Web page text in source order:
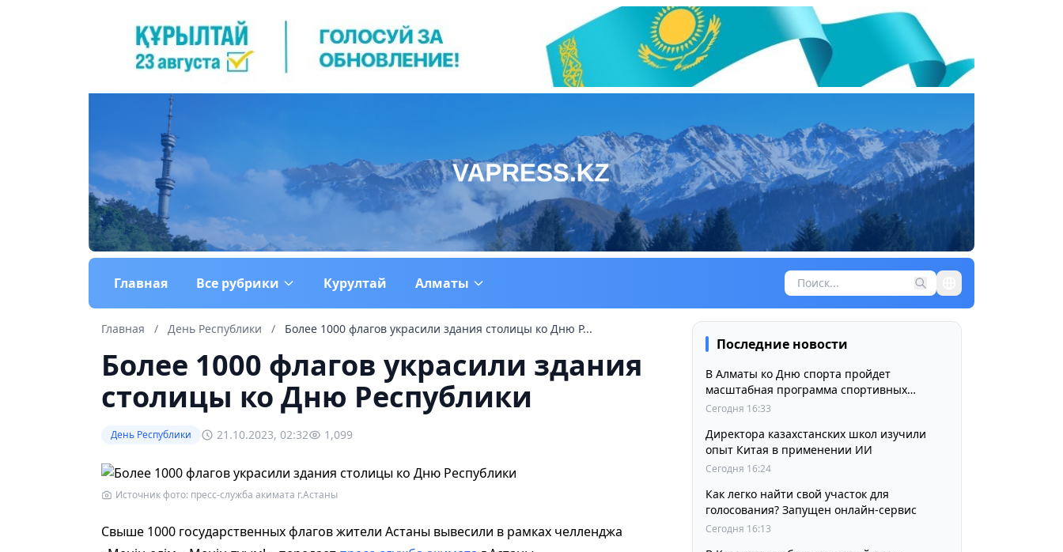
Главная Все рубрики Курултай Алматы
Главная / День Республики / Более 1000 флагов украсили здания столицы ко Дню Р...
Более 1000 флагов украсили здания
столицы ко Дню Республики
День Республики 21.10.2023, 02:32 1,099
Источник фото: пресс-служба акимата г.Астаны
Свыше 1000 государственных флагов жители Астаны вывесили в рамках челленджа
Последние новости
В Алматы ко Дню спорта пройдет
масштабная программа спортивных
мероприятий
Сегодня 16:33
Директора казахстанских школ изучили
опыт Китая в применении ИИ
Сегодня 16:24
Как легко найти свой участок для
голосования? Запущен онлайн-сервис
Сегодня 16:13